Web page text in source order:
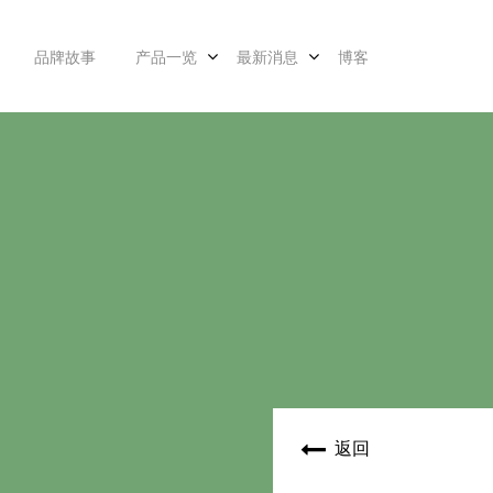
品牌故事 产品一览 最新消息 博客
返回